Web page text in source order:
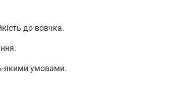
до вовчка.
якими умовами.